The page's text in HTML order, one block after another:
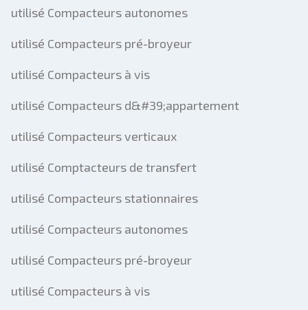
utilisé Compacteurs autonomes
utilisé Compacteurs pré-broyeur
utilisé Compacteurs à vis
utilisé Compacteurs d&#39;appartement
utilisé Compacteurs verticaux
utilisé Comptacteurs de transfert
utilisé Compacteurs stationnaires
utilisé Compacteurs autonomes
utilisé Compacteurs pré-broyeur
utilisé Compacteurs à vis